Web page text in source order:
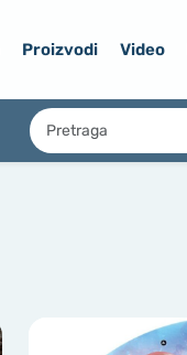
Proizvodi Video